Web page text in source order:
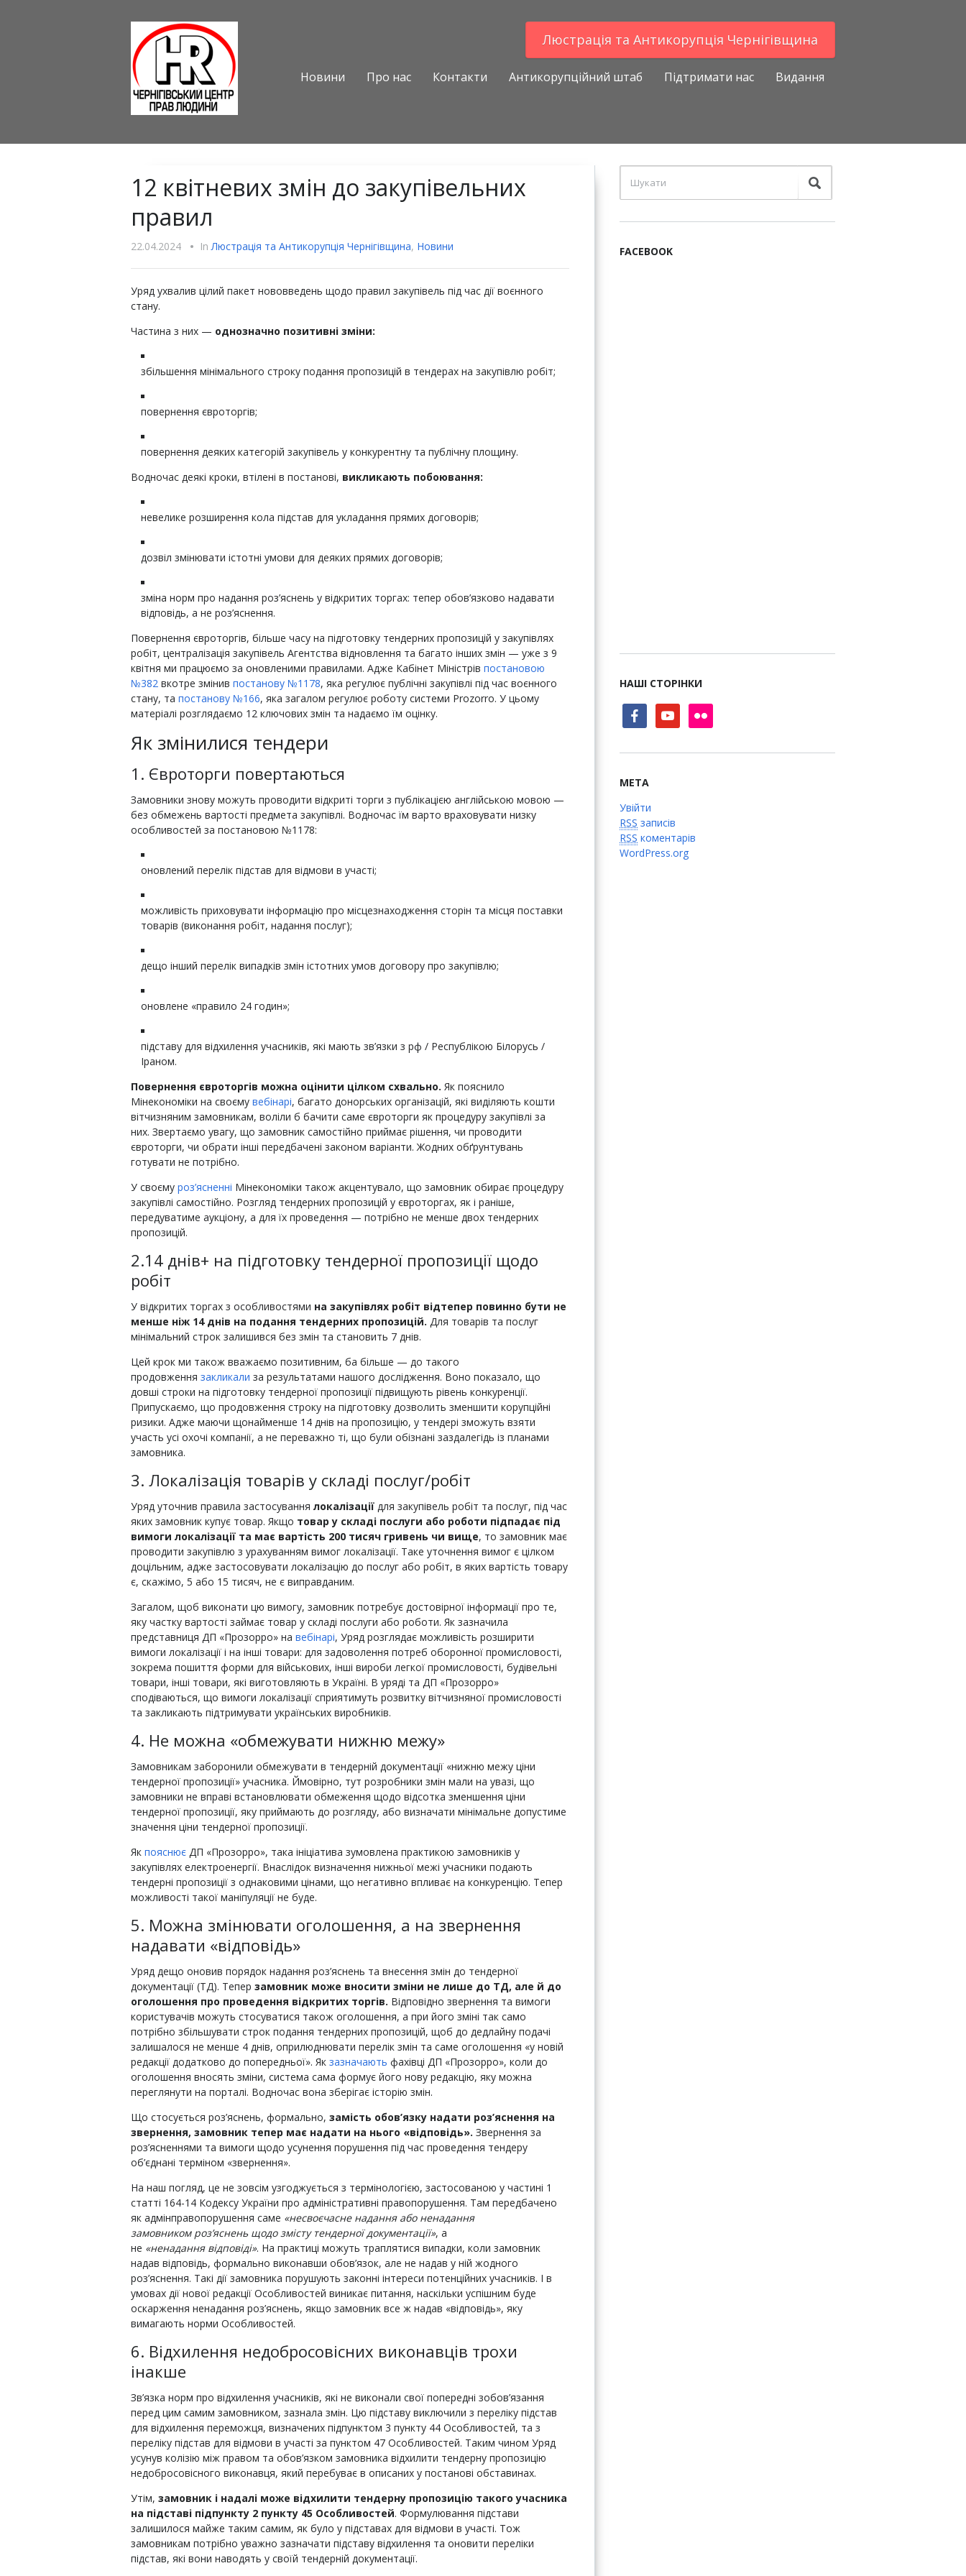
Люстрацiя та Антикорупцiя Чернігівщина
Новини Про нас Контакти Антикорупційний штаб Підтримати нас Видання
12 квітневих змін до закупівельних
правил
22.04.2024 • InЛюстрацiя та Антикорупцiя Чернігівщина, Новини
Уряд ухвалив цілий пакет нововведень щодо правил закупівель під час дії воєнного
стану.
Частина з них — однозначно позитивні зміни:
збільшення мінімального строку подання пропозицій в тендерах на закупівлю робіт;
повернення євроторгів;
повернення деяких категорій закупівель у конкурентну та публічну площину.
Водночас деякі кроки, втілені в постанові, викликають побоювання:
невелике розширення кола підстав для укладання прямих договорів;
дозвіл змінювати істотні умови для деяких прямих договорів;
зміна норм про надання роз’яснень у відкритих торгах: тепер обов’язково надавати
відповідь, а не роз’яснення.
Повернення євроторгів, більше часу на підготовку тендерних пропозицій у закупівлях
робіт, централізація закупівель Агентства відновлення та багато інших змін — уже з 9
квітня ми працюємо за оновленими правилами. Адже Кабінет Міністрів постановою
№382 вкотре змінив постанову №1178, яка регулює публічні закупівлі під час воєнного
стану, та постанову №166, яка загалом регулює роботу системи Prozorro. У цьому
матеріалі розглядаємо 12 ключових змін та надаємо їм оцінку.
Як змінилися тендери
1. Євроторги повертаються
Замовники знову можуть проводити відкриті торги з публікацією англійською мовою —
без обмежень вартості предмета закупівлі. Водночас їм варто враховувати низку
особливостей за постановою №1178:
оновлений перелік підстав для відмови в участі;
можливість приховувати інформацію про місцезнаходження сторін та місця поставки
товарів (виконання робіт, надання послуг);
дещо інший перелік випадків змін істотних умов договору про закупівлю;
оновлене «правило 24 годин»;
підставу для відхилення учасників, які мають зв’язки з рф / Республікою Білорусь /
Іраном.
Повернення євроторгів можна оцінити цілком схвально. Як пояснило
Мінекономіки на своєму вебінарі, багато донорських організацій, які виділяють кошти
вітчизняним замовникам, воліли б бачити саме євроторги як процедуру закупівлі за
них. Звертаємо увагу, що замовник самостійно приймає рішення, чи проводити
євроторги, чи обрати інші передбачені законом варіанти. Жодних обґрунтувань
готувати не потрібно.
У своєму роз’ясненні Мінекономіки також акцентувало, що замовник обирає процедуру
закупівлі самостійно. Розгляд тендерних пропозицій у євроторгах, як і раніше,
передуватиме аукціону, а для їх проведення — потрібно не менше двох тендерних
пропозицій.
2.14 днів+ на підготовку тендерної пропозиції щодо
робіт
У відкритих торгах з особливостями на закупівлях робіт відтепер повинно бути не
менше ніж 14 днів на подання тендерних пропозицій. Для товарів та послуг
мінімальний строк залишився без змін та становить 7 днів.
Цей крок ми також вважаємо позитивним, ба більше — до такого
продовження закликали за результатами нашого дослідження. Воно показало, що
довші строки на підготовку тендерної пропозиції підвищують рівень конкуренції.
Припускаємо, що продовження строку на підготовку дозволить зменшити корупційні
ризики. Адже маючи щонайменше 14 днів на пропозицію, у тендері зможуть взяти
участь усі охочі компанії, а не переважно ті, що були обізнані заздалегідь із планами
замовника.
3. Локалізація товарів у складі послуг/робіт
Уряд уточнив правила застосування локалізації для закупівель робіт та послуг, під час
яких замовник купує товар. Якщо товар у складі послуги або роботи підпадає під
вимоги локалізації та має вартість 200 тисяч гривень чи вище, то замовник має
проводити закупівлю з урахуванням вимог локалізації. Таке уточнення вимог є цілком
доцільним, адже застосовувати локалізацію до послуг або робіт, в яких вартість товару
є, скажімо, 5 або 15 тисяч, не є виправданим.
Загалом, щоб виконати цю вимогу, замовник потребує достовірної інформації про те,
яку частку вартості займає товар у складі послуги або роботи. Як зазначила
представниця ДП «Прозорро» на вебінарі, Уряд розглядає можливість розширити
вимоги локалізації і на інші товари: для задоволення потреб оборонної промисловості,
зокрема пошиття форми для військових, інші вироби легкої промисловості, будівельні
товари, інші товари, які виготовляють в Україні. В уряді та ДП «Прозорро»
сподіваються, що вимоги локалізації сприятимуть розвитку вітчизняної промисловості
та закликають підтримувати українських виробників.
4. Не можна «обмежувати нижню межу»
Замовникам заборонили обмежувати в тендерній документації «нижню межу ціни
тендерної пропозиції» учасника. Ймовірно, тут розробники змін мали на увазі, що
замовники не вправі встановлювати обмеження щодо відсотка зменшення ціни
тендерної пропозиції, яку приймають до розгляду, або визначати мінімальне допустиме
значення ціни тендерної пропозиції.
Як пояснює ДП «Прозорро», така ініціатива зумовлена практикою замовників у
закупівлях електроенергії. Внаслідок визначення нижньої межі учасники подають
тендерні пропозиції з однаковими цінами, що негативно впливає на конкуренцію. Тепер
можливості такої маніпуляції не буде.
5. Можна змінювати оголошення, а на звернення
надавати «відповідь»
Уряд дещо оновив порядок надання роз’яснень та внесення змін до тендерної
документації (ТД). Тепер замовник може вносити зміни не лише до ТД, але й до
оголошення про проведення відкритих торгів. Відповідно звернення та вимоги
користувачів можуть стосуватися також оголошення, а при його зміні так само
потрібно збільшувати строк подання тендерних пропозицій, щоб до дедлайну подачі
залишалося не менше 4 днів, оприлюднювати перелік змін та саме оголошення «у новій
редакції додатково до попередньої». Як зазначають фахівці ДП «Прозорро», коли до
оголошення вносять зміни, система сама формує його нову редакцію, яку можна
переглянути на порталі. Водночас вона зберігає історію змін.
Що стосується роз’яснень, формально, замість обов’язку надати роз’яснення на
звернення, замовник тепер має надати на нього «відповідь». Звернення за
роз’ясненнями та вимоги щодо усунення порушення під час проведення тендеру
об’єднані терміном «звернення».
На наш погляд, це не зовсім узгоджується з термінологією, застосованою у частині 1
статті 164-14 Кодексу України про адміністративні правопорушення. Там передбачено
як адмінправопорушення саме «несвоєчасне надання або ненадання
замовником роз’яснень щодо змісту тендерної документації», а
не «ненадання відповіді». На практиці можуть траплятися випадки, коли замовник
надав відповідь, формально виконавши обов’язок, але не надав у ній жодного
роз’яснення. Такі дії замовника порушують законні інтереси потенційних учасників. І в
умовах дії нової редакції Особливостей виникає питання, наскільки успішним буде
оскарження ненадання роз’яснень, якщо замовник все ж надав «відповідь», яку
вимагають норми Особливостей.
6. Відхилення недобросовісних виконавців трохи
інакше
Зв’язка норм про відхилення учасників, які не виконали свої попередні зобов’язання
перед цим самим замовником, зазнала змін. Цю підставу виключили з переліку підстав
для відхилення переможця, визначених підпунктом 3 пункту 44 Особливостей, та з
переліку підстав для відмови в участі за пунктом 47 Особливостей. Таким чином Уряд
усунув колізію між правом та обов’язком замовника відхилити тендерну пропозицію
недобросовісного виконавця, який перебуває в описаних у постанові обставинах.
Утім, замовник і надалі може відхилити тендерну пропозицію такого учасника
на підставі підпункту 2 пункту 45 Особливостей. Формулювання підстави
залишилося майже таким самим, як було у підставах для відмови в участі. Тож
замовникам потрібно уважно зазначати підставу відхилення та оновити переліки
підстав, які вони наводять у своїй тендерній документації.
FACEBOOK
НАШІ СТОРІНКИ
facebookyoutube flickr
МЕТА
Увійти
RSS записів
RSS коментарів
WordPress.org